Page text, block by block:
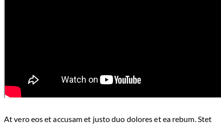
At vero eos et accusam et justo duo dolores et ea rebum. Stet